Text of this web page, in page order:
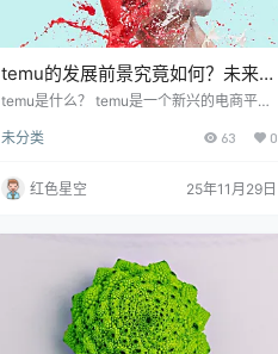
temu的发展前景究竟如何？未来购
物将迎来怎样的变革？
temu是什么？ temu是一个新兴的电商平
听说过它，想象一下淘宝和拼多多的组合，
生活中的大部分需要。很多人开始用它来买
衣服、家居用品，甚至食品，反正只要你想
费者在上面找到了便宜又心仪的商品，这也
友小张就常常在temu上购物。她去年买了
未分类 63 0
红色星空 25年11月29日